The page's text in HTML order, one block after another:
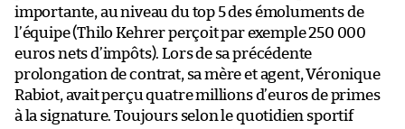
importante, au niveau du top 5 des émoluments de
l’équipe (Thilo Kehrer perçoit par exemple 250 000
euros nets d’impôts). Lors de sa précédente
prolongation de contrat, sa mère et agent, Véronique
Rabiot, avait perçu quatre millions d’euros de primes
à la signature. Toujours selon le quotidien sportif